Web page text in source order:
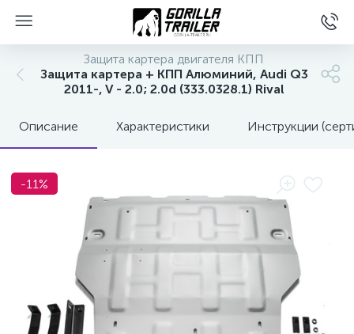
Защита картера двигателя КПП
Защита картера + КПП Алюминий, Audi Q3
2011-, V - 2.0; 2.0d (333.0328.1) Rival
Описание Характеристики Инструкции
-11%